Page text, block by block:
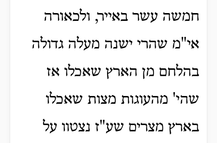
חמשה עשר באייר, ולכאורה
אי"מ שהרי ישנה מעלה גדולה
בהלחם מן הארץ שאכלו אז
שהי' מהעוגות מצות שאכלו
בארץ מצרים שע"ז נצטוו על